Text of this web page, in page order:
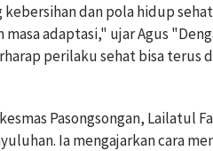
kebersihan dan pola hidup
masa adaptasi," ujar Agus
perilaku sehat bisa terus
Pasongsongan, Lailatul
Ia mengajarkan cara